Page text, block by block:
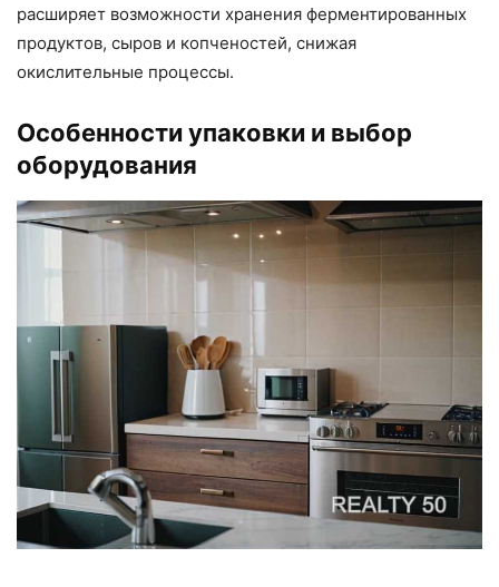
расширяет возможности хранения ферментированных
продуктов, сыров и копченостей, снижая
окислительные процессы.
Особенности упаковки и выбор
оборудования